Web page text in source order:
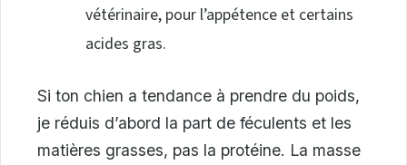
vétérinaire, pour l’appétence et certains
acides gras.
Si ton chien a tendance à prendre du poids,
je réduis d’abord la part de féculents et les
matières grasses, pas la protéine. La masse